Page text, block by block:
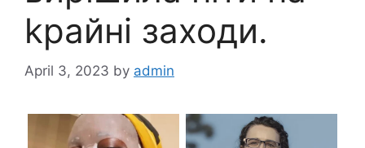
kрайні заходи.
April 3, 2023 by admin